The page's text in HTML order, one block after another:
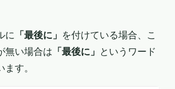
に 「最後に」 を付けている場合、こ
無い場合は 「最後に」 というワード
す。